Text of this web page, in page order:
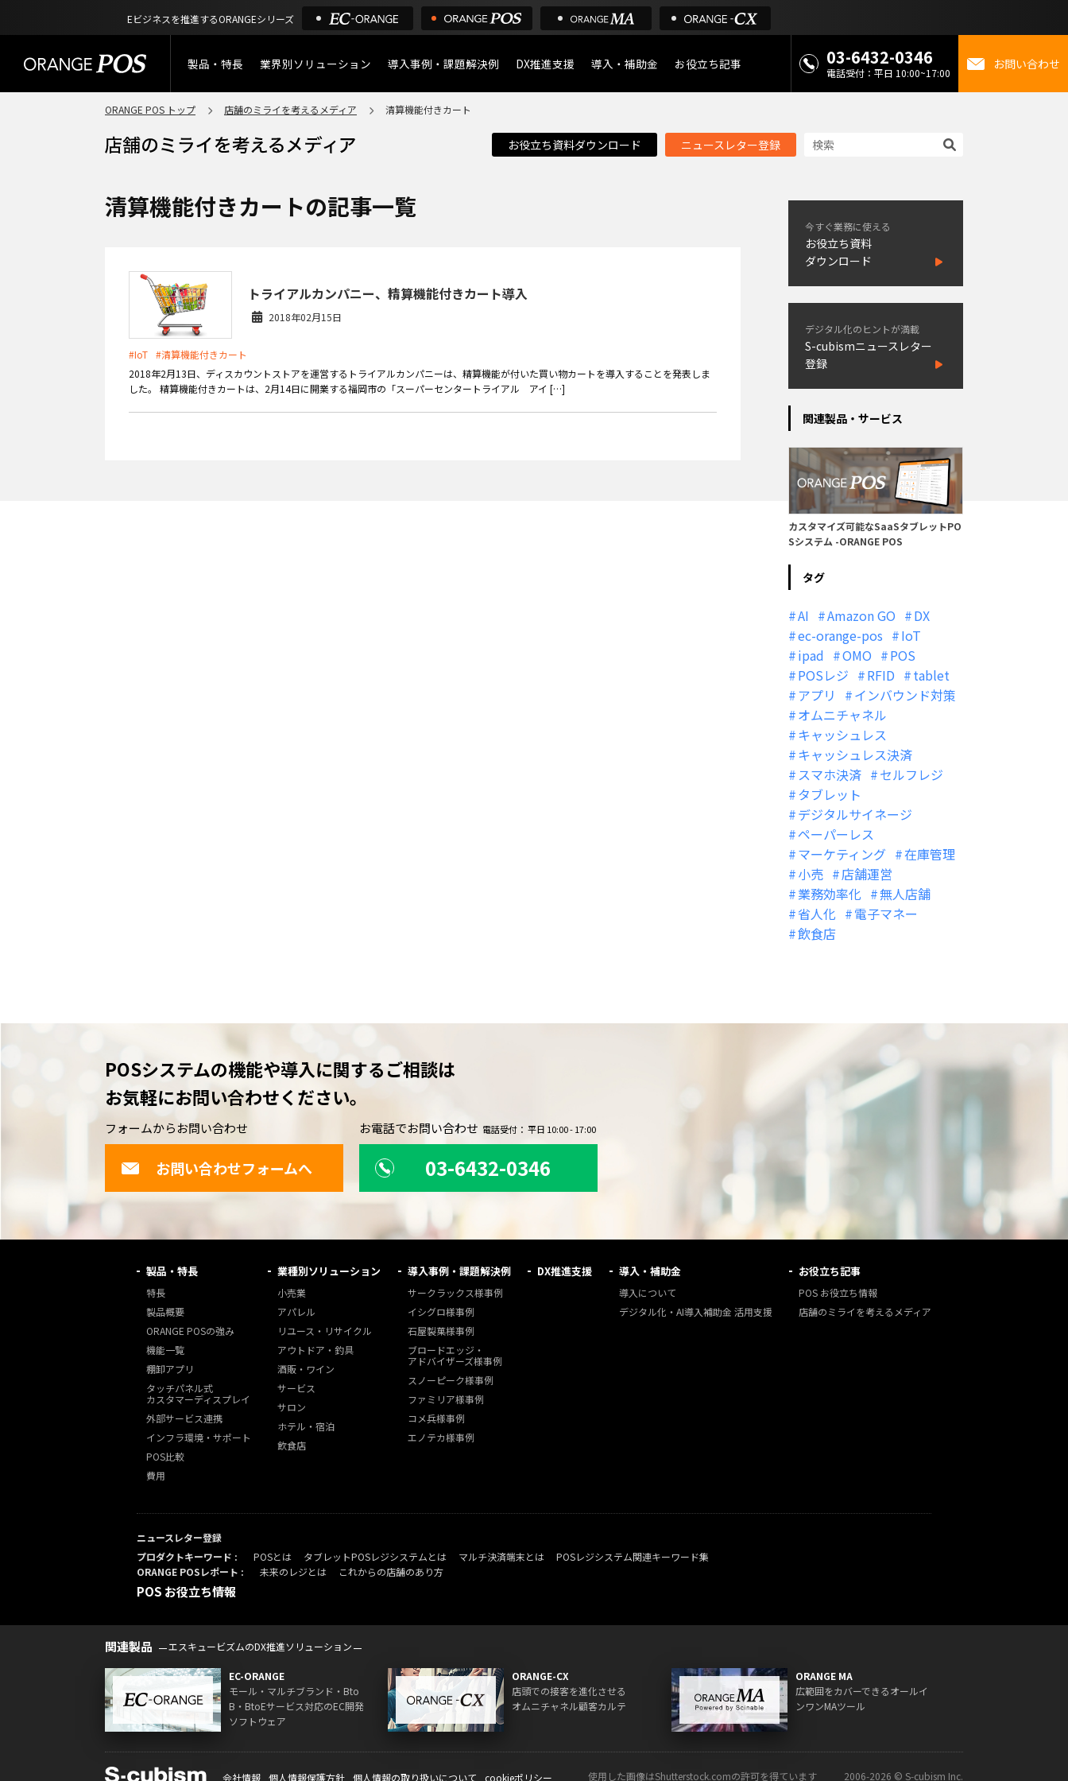
Eビジネスを推進するORANGEシリーズ
製品・特長
特長
製品概要
ORANGE POSの強み
タッチパネル式カスタマー
ディスプレイ
外部サービス連携
業界別ソリューション
小売業
アパレル
リユース・
リサイクルショップ
酒販・ワイン
サロン
導入事例・課題解決例 DX推進支援 導入・補助金
デジタル化・AI導入補助金
お役立ち記事
店舗のミライを考えるメディ
03-6432-0346
電話受付：平日 10:00~17:00
お問い合わせ
ORANGE POS トップ 店舗のミライを考えるメディア 清算機能付きカート
お役立ち資料ダウンロード ニュースレター登録
清算機能付きカートの記事一覧
トライアルカンパニー、精算機能付きカート導入
2018年02月15日
#IoT #清算機能付きカート
2018年2月13日、ディスカウントストアを運営するトライアルカンパニーは、精算機能が付いた買い物カートを導入することを発表しま
した。 精算機能付きカートは、2月14日に開業する福岡市の「スーパーセンタートライアル アイ […]
今すぐ業務に使える
お役立ち資料
ダウンロード
デジタル化のヒントが満載
S-cubismニュースレター
登録
関連製品・サービス
カスタマイズ可能なSaaSタブレットPO
Sシステム -ORANGE POS
タグ
AI Amazon GO
DX
ec-orange-pos
IoT
ipad
OMO
POS
POSレジ
RFID
tablet
アプリ
インバウンド対策
オムニチャネル
キャッシュレス
キャッシュレス決済
スマホ決済
セルフレジ
タブレット
デジタルサイネージ
ペーパーレス
マーケティング
在庫管理
小売
店舗運営
業務効率化
無人店舗
省人化
電子マネー
飲食店
POSシステムの機能や導入に関するご相談は
お気軽にお問い合わせください。
フォームからお問い合わせ
お問い合わせフォームへ
お電話でお問い合わせ 電話受付： 平日 10:00 - 17:00
03-6432-0346
製品・特長
特長
製品概要
ORANGE POSの強み
機能一覧
棚卸アプリ
タッチパネル式
カスタマーディスプレイ
外部サービス連携
インフラ環境・サポート
POS比較
費用
業種別ソリューション
小売業
アパレル
リユース・リサイクル
アウトドア・釣具
酒販・ワイン
サービス
サロン
ホテル・宿泊
飲食店
導入事例・課題解決例
サークラックス様事例
イシグロ様事例
石屋製菓様事例
ブロードエッジ・
アドバイザーズ様事例
スノーピーク様事例
ファミリア様事例
コメ兵様事例
エノテカ様事例
DX推進支援 導入・補助金
導入について
デジタル化・AI導入補助金 活用支援
お役立ち記事
POS お役立ち情報
店舗のミライを考えるメディア
ニュースレター登録
プロダクトキーワード :
POSとは タブレットPOSレジシステムとは マルチ決済端末とは
POSレジシステム関連キーワード集
ORANGE POSレポート :
未来のレジとは これからの店舗のあり方
POS お役立ち情報
関連製品 エスキュービズムのDX推進ソリューション
EC-ORANGE
モール・マルチブランド・Bto
B・BtoEサービス対応のEC開発
ソフトウェア
ORANGE-CX
店頭での接客を進化させる
オムニチャネル顧客カルテ
ORANGE MA
広範囲をカバーできるオールイ
ンワンMAツール
会社情報 個人情報保護方針 個人情報の取り扱いについて cookieポリシー 使用した画像はShutterstock.comの許可を得ています 2006‑2026 © S‑cubism Inc.